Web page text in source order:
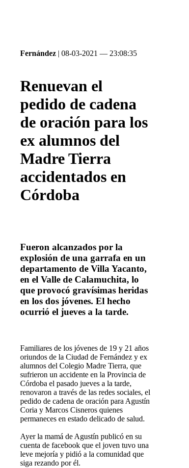
Fernández | 08-03-2021 — 23:08:35
Renuevan el
pedido de cadena
de oración para los
ex alumnos del
Madre Tierra
accidentados en
Córdoba
Fueron alcanzados por la
explosión de una garrafa en un
departamento de Villa Yacanto,
en el Valle de Calamuchita, lo
que provocó gravísimas heridas
en los dos jóvenes. El hecho
ocurrió el jueves a la tarde.
Familiares de los jóvenes de 19 y 21 años
oriundos de la Ciudad de Fernández y ex
alumnos del Colegio Madre Tierra, que
sufrieron un accidente en la Provincia de
Córdoba el pasado jueves a la tarde,
renovaron a través de las redes sociales, el
pedido de cadena de oración para Agustín
Coria y Marcos Cisneros quienes
permaneces en estado delicado de salud.
Ayer la mamá de Agustín publicó en su
cuenta de facebook que el joven tuvo una
leve mejoría y pidió a la comunidad que
siga rezando por él.